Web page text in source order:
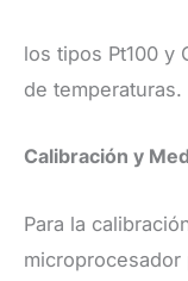
los tipos Pt100 y
de temperaturas.
Calibración y
​Para la
microprocesador